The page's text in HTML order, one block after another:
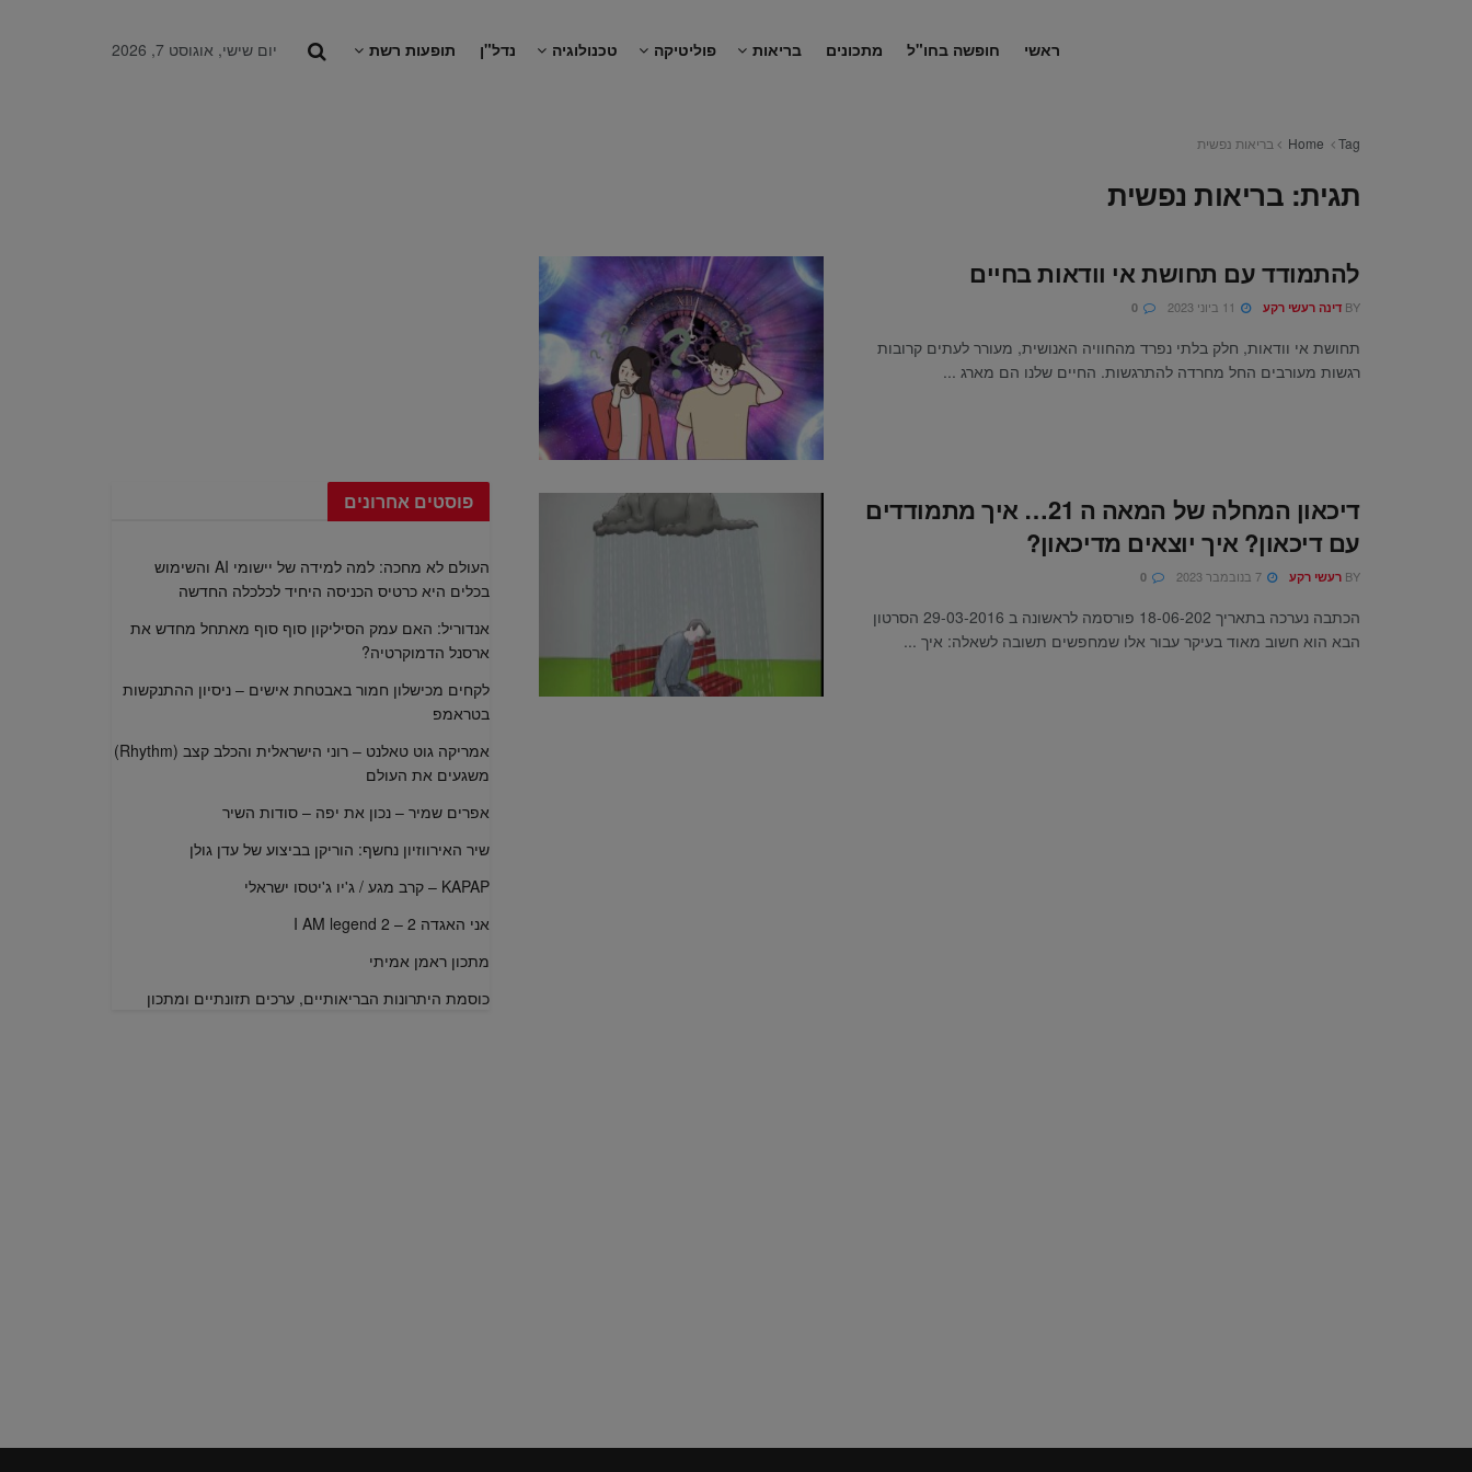
ראשי חופשה בחו"ל מתכונים בריאות פוליטיקה טכנולוגיה נדל"ן תופעות רשת יום שישי, אוגוסט 7, 2026
Home Tag בריאות נפשית
תגית: בריאות נפשית
להתמודד עם תחושת אי וודאות בחיים
BY דינה רעשי רקע
תחושת אי וודאות, חלק בלתי נפרד מהחוויה האנושית, מעורר לעתים קרובות
רגשות מעורבים החל מחרדה להתרגשות. החיים שלנו הם מארג ...
דיכאון המחלה של המאה ה 21… איך מתמודדים
עם דיכאון? איך יוצאים מדיכאון?
BY רעשי רקע
הכתבה נערכה בתאריך 18-06-202 פורסמה לראשונה ב 29-03-2016 הסרטון
הבא הוא חשוב מאוד בעיקר עבור אלו שמחפשים תשובה לשאלה: איך ...
פוסטים אחרונים
העולם לא מחכה: למה למידה של יישומי AI והשימוש
בכלים היא כרטיס הכניסה היחיד לכלכלה החדשה
אנדוריל: האם עמק הסיליקון סוף סוף מאתחל מחדש את
ארסנל הדמוקרטיה?
לקחים מכישלון חמור באבטחת אישים – ניסיון ההתנקשות
בטראמפ
אמריקה גוט טאלנט – רוני הישראלית והכלב קצב (Rhythm)
משגעים את העולם
אפרים שמיר – נכון את יפה – סודות השיר
שיר האירווזיון נחשף: הוריקן בביצוע של עדן גולן
KAPAP – קרב מגע / ג'יו ג'יטסו ישראלי
אני האגדה 2 – I AM legend 2
מתכון ראמן אמיתי
כוסמת היתרונות הבריאותיים, ערכים תזונתיים ומתכון